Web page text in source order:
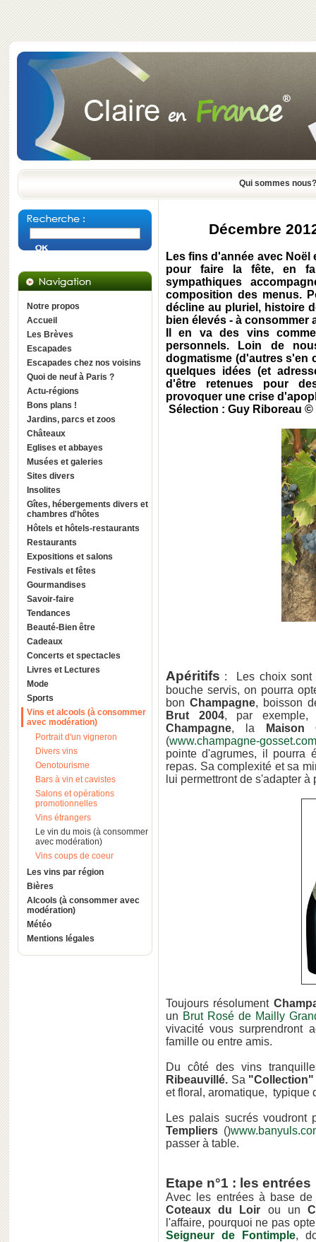
Qui sommes nous?
Notre propos
Accueil
Les Brèves
Escapades
Escapades chez nos voisins
Quoi de neuf à Paris ?
Actu-régions
Bons plans !
Jardins, parcs et zoos
Châteaux
Eglises et abbayes
Musées et galeries
Sites divers
Insolites
Gîtes, hébergements divers et
chambres d'hôtes
Hôtels et hôtels-restaurants
Restaurants
Expositions et salons
Festivals et fêtes
Gourmandises
Savoir-faire
Tendances
Beauté-Bien être
Cadeaux
Concerts et spectacles
Livres et Lectures
Mode
Sports
Vins et alcools (à consommer
avec modération)
Portrait d'un vigneron
Divers vins
Oenotourisme
Bars à vin et cavistes
Salons et opérations
promotionnelles
Vins étrangers
Le vin du mois (à consommer
avec modération)
Vins coups de coeur
Les vins par région
Bières
Alcools (à consommer avec
modération)
Météo
Mentions légales
Décembre
Les fins d'année avec
pour faire la fête, en
sympathiques
composition des menus.
décline au pluriel, histoire
bien élevés - à
Il en va des vins
personnels. Loin de
dogmatisme (d'autres s'en
quelques idées (et
d'être retenues pour
provoquer une crise
Sélection : Guy Riboreau ©
Apéritifs : Les choix sont
bouche servis, on pourra
bonChampagne, boisson
Brut 2004, par
Champagne, la
Maison
(www.champagne-gosset.com
pointe d'agrumes, il pourra
repas. Sa complexité et sa
lui permettront de s'adapter
Toujours résolument
un Brut Rosé de Mailly
vivacité vous surprendront
famille ou entre amis.
Du côté des vins
Ribeauvillé. Sa
et floral, aromatique, typique
Les palais sucrés voudront
Templiers ()
passer à table.
Etape n°1 : les entrées
Avec les entrées à base
Coteaux du Loir ou un
l'affaire, pourquoi ne pas
Seigneur de Fontimple,